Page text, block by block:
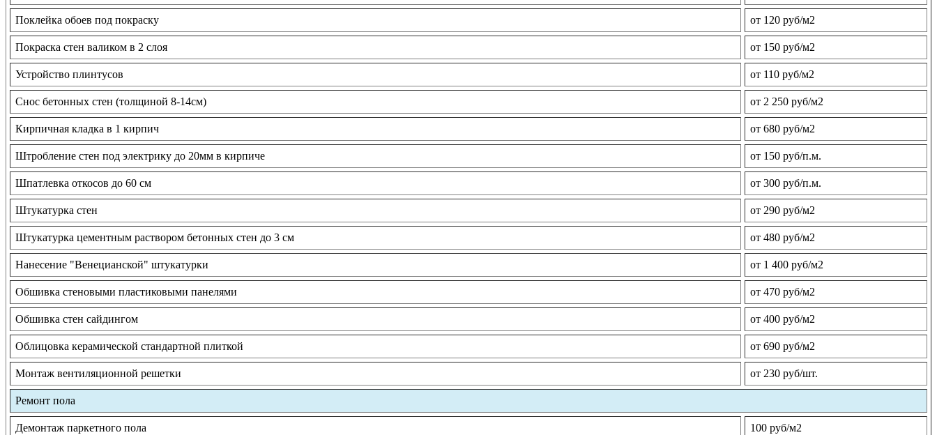
Поклейка обоев под покраску от 120 руб/м2
Покраска стен валиком в 2 слоя от 150 руб/м2
Устройство плинтусов от 110 руб/м2
Снос бетонных стен (толщиной 8-14см) от 2 250 руб/м2
Кирпичная кладка в 1 кирпич от 680 руб/м2
Штробление стен под электрику до 20мм в кирпиче от 150 руб/п.м.
Шпатлевка откосов до 60 см от 300 руб/п.м.
Штукатурка стен от 290 руб/м2
Штукатурка цементным раствором бетонных стен до 3 см от 480 руб/м2
Нанесение "Венецианской" штукатурки от 1 400 руб/м2
Обшивка стеновыми пластиковыми панелями от 470 руб/м2
Обшивка стен сайдингом от 400 руб/м2
Облицовка керамической стандартной плиткой от 690 руб/м2
Монтаж вентиляционной решетки от 230 руб/шт.
Ремонт пола
Демонтаж паркетного пола 100 руб/м2